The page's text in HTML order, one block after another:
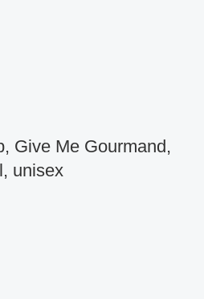
Give Me Gourmand,
unisex